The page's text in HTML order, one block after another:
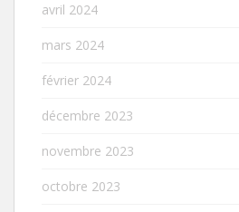
avril 2024
mars 2024
février 2024
décembre 2023
novembre 2023
octobre 2023